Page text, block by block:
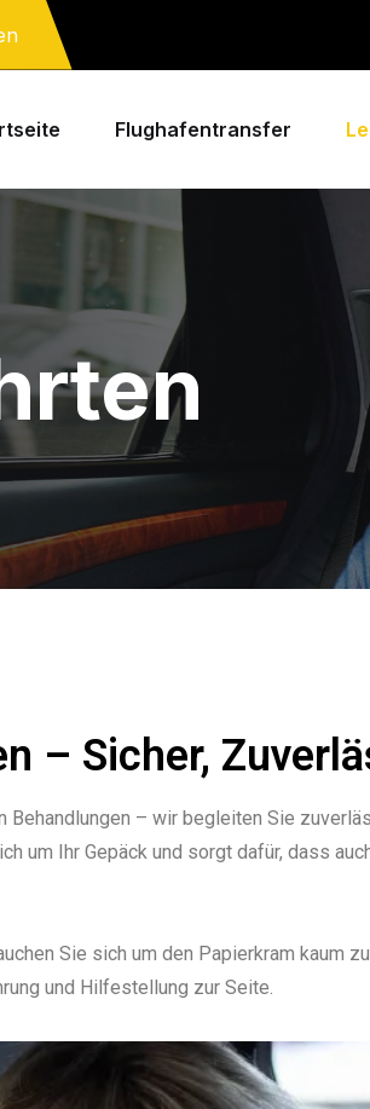
Flughafentransfer
– Sicher,
Behandlungen – wir begleiten Sie
um Ihr Gepäck und sorgt dafür, dass
Sie sich um den Papierkram kaum
und Hilfestellung zur Seite.